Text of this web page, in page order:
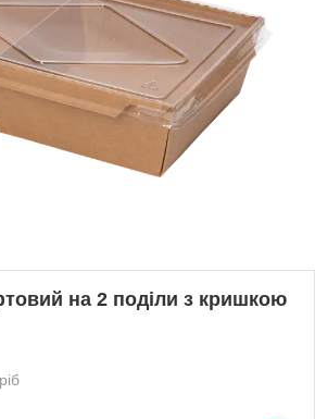
на 2 поділи з кришкою